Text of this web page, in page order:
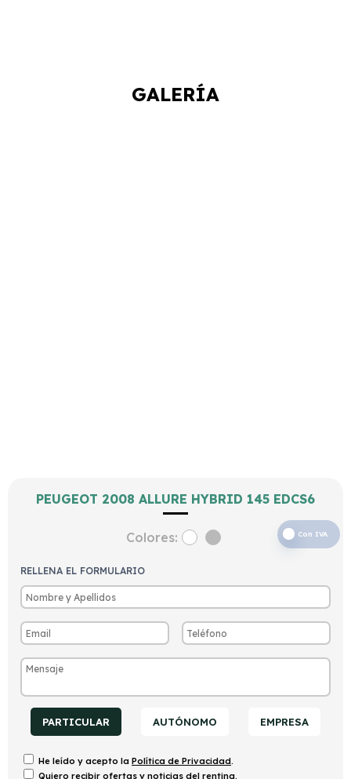
GALERÍA
PEUGEOT 2008 ALLURE HYBRID 145 EDCS6
Con IVA
Colores:
RELLENA EL FORMULARIO
PARTICULAR AUTÓNOMO EMPRESA
He leído y acepto la Política de Privacidad.
Quiero recibir ofertas y noticias del renting.